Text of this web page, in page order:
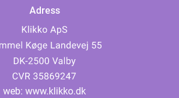
Adress
web: www.klikko.dk